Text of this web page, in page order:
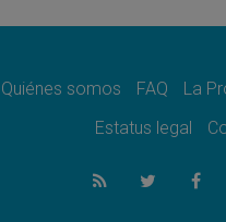
como
SIGNIS
07.08.2026
Lanzan un
Quiénes somos FAQ La
Estatus legal